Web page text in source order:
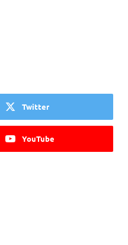
Twitter
YouTube